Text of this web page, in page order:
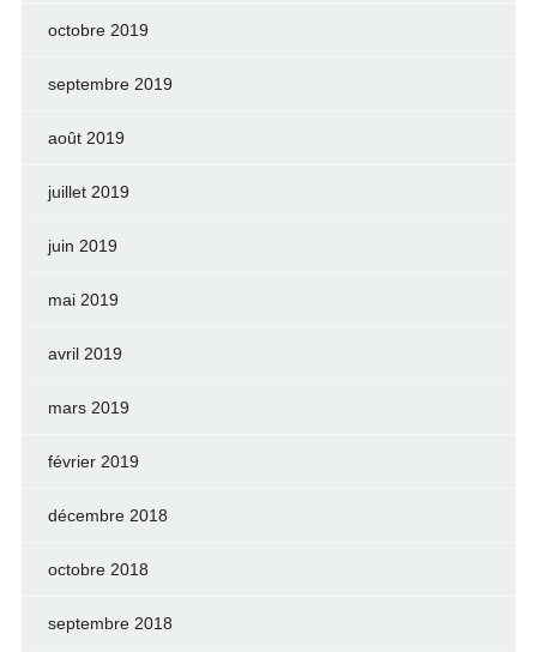
octobre 2019
septembre 2019
août 2019
juillet 2019
juin 2019
mai 2019
avril 2019
mars 2019
février 2019
décembre 2018
octobre 2018
septembre 2018